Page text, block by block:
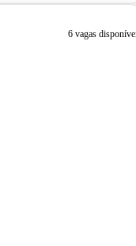
6 vagas